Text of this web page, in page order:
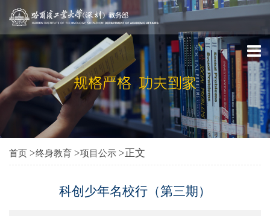
首页 >终身教育 >项目公示 >正文
科创少年名校行（第三期）